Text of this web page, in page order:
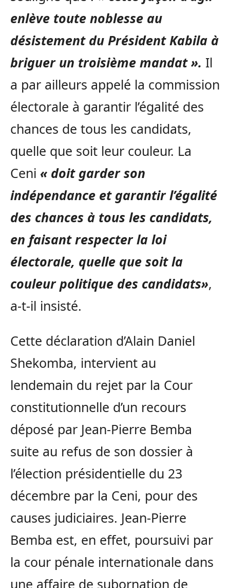
enlève toute noblesse au
désistement du Président Kabila à
briguer un troisième mandat ». Il
a par ailleurs appelé la commission
électorale à garantir l’égalité des
chances de tous les candidats,
quelle que soit leur couleur. La
Ceni « doit garder son
indépendance et garantir l’égalité
des chances à tous les candidats,
en faisant respecter la loi
électorale, quelle que soit la
couleur politique des candidats»,
a-t-il insisté.
Cette déclaration d’Alain Daniel
Shekomba, intervient au
lendemain du rejet par la Cour
constitutionnelle d’un recours
déposé par Jean-Pierre Bemba
suite au refus de son dossier à
l’élection présidentielle du 23
décembre par la Ceni, pour des
causes judiciaires. Jean-Pierre
Bemba est, en effet, poursuivi par
la cour pénale internationale dans
une affaire de subornation de